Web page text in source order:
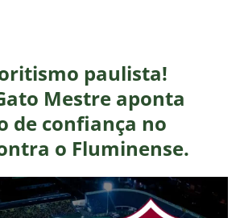
paulista!
Mestre aponta
de confiança no
o Fluminense.